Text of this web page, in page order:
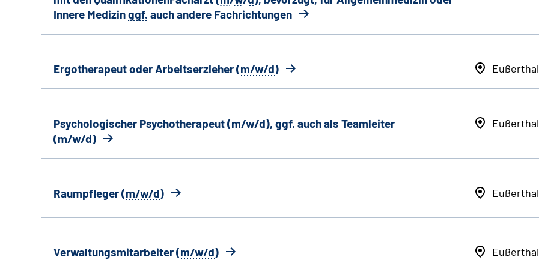
Innere Medizinggf. auch andere Fachrichtungen
Ergotherapeut oder Arbeitserzieher (m/w/d) Eußerthal
Psychologischer Psychotherapeut (m/w/d), ggf. auch als Teamleiter
(m/w/d)
Eußerthal
Raumpfleger (m/w/d) Eußerthal
Verwaltungsmitarbeiter (m/w/d) Eußerthal